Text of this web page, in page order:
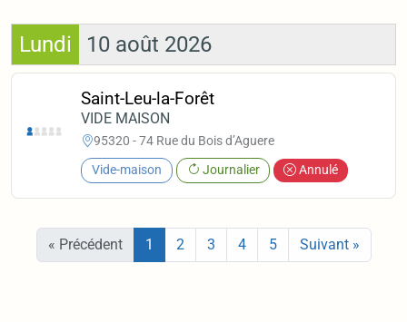
Lundi 10 août 2026
Saint-Leu-la-Forêt
VIDE MAISON
95320 - 74 Rue du Bois d’Aguere
Vide-maison Journalier Annulé
« Précédent 1 2 3 4 5 Suivant »